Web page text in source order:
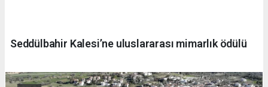
Seddülbahir Kalesi’ne uluslararası mimarlık ödülü